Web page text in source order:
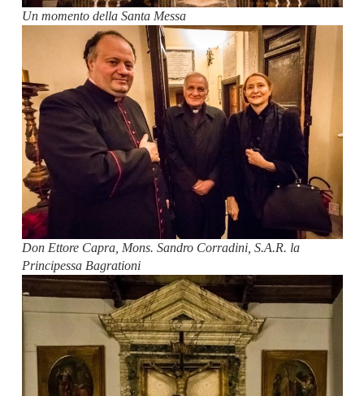
Un momento della Santa Messa
Don Ettore Capra, Mons. Sandro Corradini, S.A.R. la
Principessa Bagrationi